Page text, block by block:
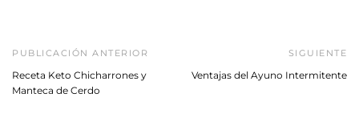
PUBLICACIÓN ANTERIOR
Receta Keto Chicharrones y
Manteca de Cerdo
SIGUIENTE
Ventajas del Ayuno Intermitente